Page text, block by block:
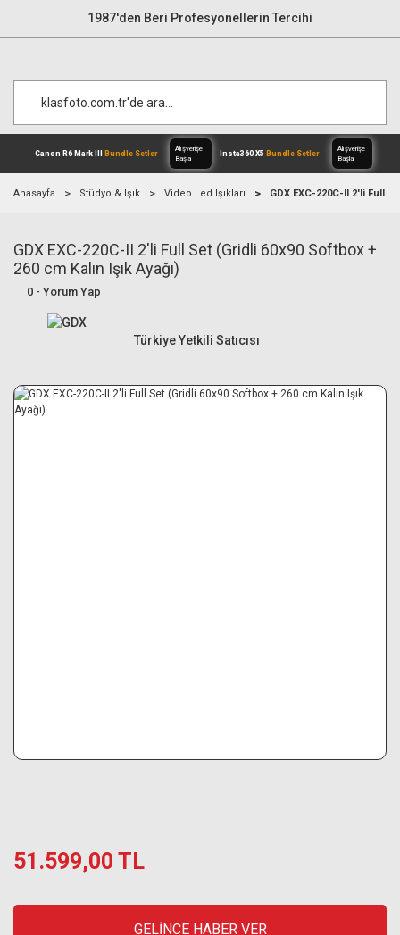
1987'den Beri Profesyonellerin Tercihi
Canon R6 Mark IIIBundle Setler
Alışverişe
Anasayfa Stüdyo & Işık Video Led Işıkları GDX EXC-220C-II 2'li Full
GDX EXC-220C-II 2'li Full Set (Gridli 60x90 Softbox +
260 cm Kalın Işık Ayağı)
0 - Yorum Yap
Türkiye Yetkili Satıcısı
51.599,00 TL
GELİNCE HABER VER